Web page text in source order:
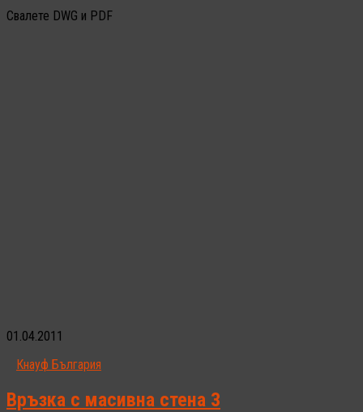
Свалете DWG и PDF
01.04.2011
Кнауф България
Връзка с масивна стена 3